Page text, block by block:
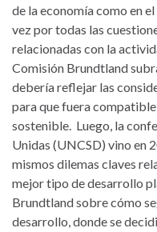
de la economía como en
vez por todas las
relacionadas con la
Comisión Brundtland
debería reflejar las
para que fuera
sostenible. Luego, la
Unidas (UNCSD) vino en
mismos dilemas claves
mejor tipo de desarrollo
Brundtland sobre cómo
desarrollo, donde se